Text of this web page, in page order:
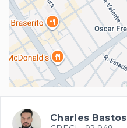
Charles Bastos